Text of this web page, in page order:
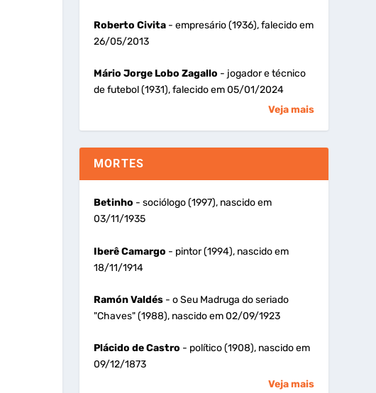
Roberto Civita- empresário (1936), falecido em
26/05/2013
Mário Jorge Lobo Zagallo - jogador e técnico
de futebol (1931), falecido em 05/01/2024
Veja mais
MORTES
Betinho - sociólogo (1997), nascido em
03/11/1935
Iberê Camargo - pintor (1994), nascido em
18/11/1914
Ramón Valdés- o Seu Madruga do seriado
"Chaves" (1988), nascido em 02/09/1923
Plácido de Castro - político (1908), nascido em
09/12/1873
Veja mais